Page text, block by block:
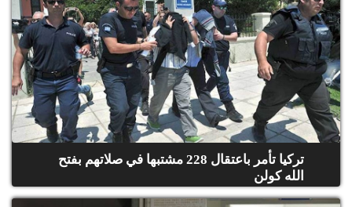
تركيا تأمر باعتقال 228 مشتبها في صلاتهم بفتح
الله كولن